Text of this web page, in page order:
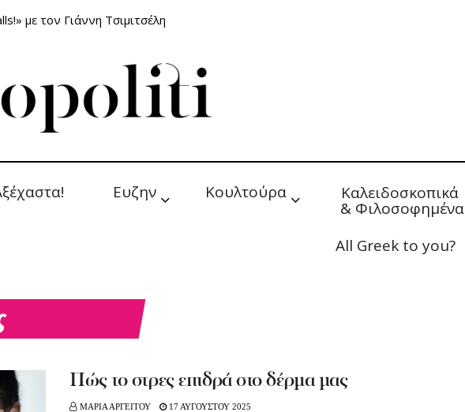
με τον Γιάννη Τσιμιτσέλη
Ευζην Κουλτούρα Καλειδοσκοπικά
& Φιλοσοφημένα
All Greek to you?
Πώς το στρες επιδρά στο δέρμα μας
ΜΑΡΙΑ ΑΡΓΕΙΤΟΥ 17 ΑΥΓΟΥΣΤΟΥ 2025